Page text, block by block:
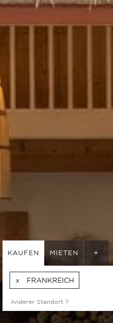
KAUFEN MIETEN +
FRANKREICH